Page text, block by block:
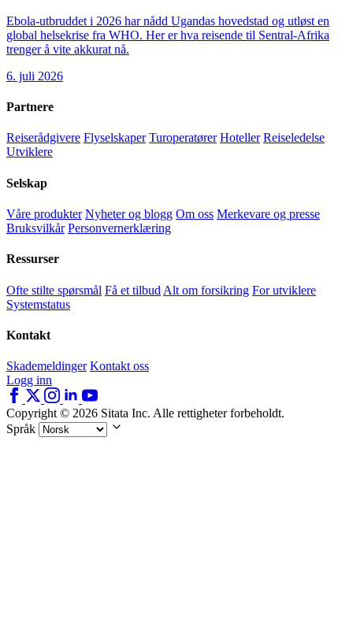
Ebola-utbruddet i 2026 har nådd Ugandas hovedstad og utløst en
global helsekrise fra WHO. Her er hva reisende til Sentral-Afrika
trenger å vite akkurat nå.
6. juli 2026
Partnere
Reiserådgivere Flyselskaper Turoperatører Hoteller Reiseledelse
Utviklere
Selskap
Våre produkter Nyheter og blogg Om oss Merkevare og presse
Bruksvilkår Personvernerklæring
Ressurser
Ofte stilte spørsmål Få et tilbud Alt om forsikring For utviklere
Systemstatus
Kontakt
Skademeldinger Kontakt oss
Logg inn
Copyright © 2026 Sitata Inc. Alle rettigheter forbeholdt.
Språk